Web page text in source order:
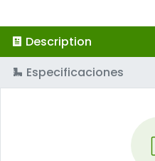
Description
Especificaciones